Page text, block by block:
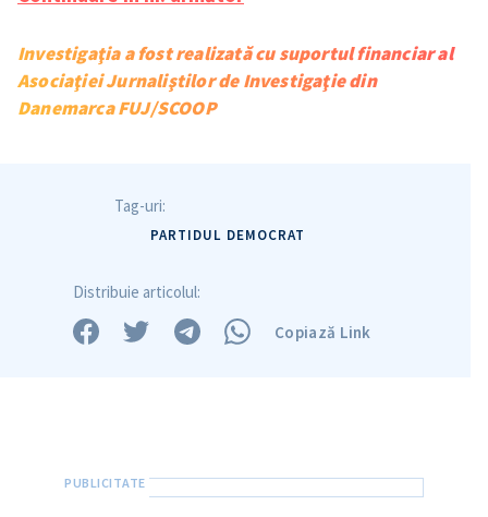
Investigaţia a fost realizată cu suportul financiar al
Asociaţiei Jurnaliştilor de Investigaţie din
Danemarca FUJ/SCOOP
Tag-uri:
PARTIDUL DEMOCRAT
Distribuie articolul:
Copiază Link